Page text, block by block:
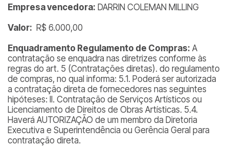
Empresa vencedora: DARRIN COLEMAN MILLING
Valor: R$ 6.000,00
Enquadramento Regulamento de Compras: A
contratação se enquadra nas diretrizes conforme às
regras do art. 5 (Contratações diretas). do regulamento
de compras, no qual informa: 5.1. Poderá ser autorizada
a contratação direta de fornecedores nas seguintes
hipóteses: II. Contratação de Serviços Artísticos ou
Licenciamento de Direitos de Obras Artísticas. 5.4.
Haverá AUTORIZAÇÃO de um membro da Diretoria
Executiva e Superintendência ou Gerência Geral para
contratação direta.